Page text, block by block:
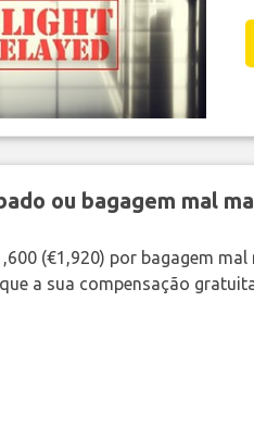
ou bagagem mal
(€1,920) por bagagem
a sua compensação